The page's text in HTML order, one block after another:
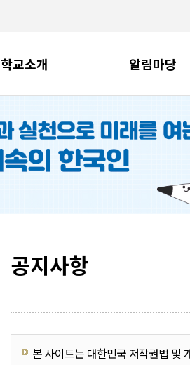
학교소개 알림마당
공지사항
본 사이트는 대한민국 저작권법 및